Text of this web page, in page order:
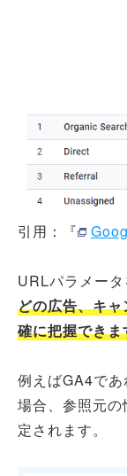
引用：『
URLパラメータ
どの広告、キ
確に把握できま
例えばGA4で
場合、参照元
定されます。